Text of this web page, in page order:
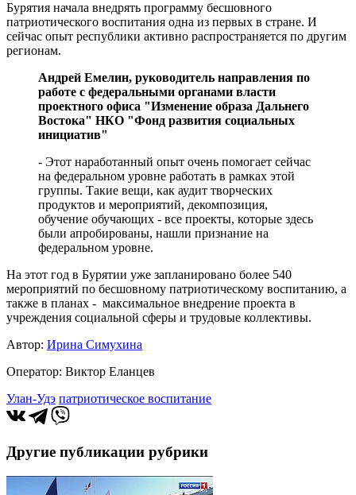
Бурятия начала внедрять программу бесшовного
патриотического воспитания одна из первых в стране. И
сейчас опыт республики активно распространяется по другим
регионам.
Андрей Емелин, руководитель направления по
работе с федеральными органами власти
проектного офиса "Изменение образа Дальнего
Востока" НКО "Фонд развития социальных
инициатив"
- Этот наработанный опыт очень помогает сейчас
на федеральном уровне работать в рамках этой
группы. Такие вещи, как аудит творческих
продуктов и мероприятий, декомпозиция,
обучение обучающих - все проекты, которые здесь
были апробированы, нашли признание на
федеральном уровне.
На этот год в Бурятии уже запланировано более 540
мероприятий по бесшовному патриотическому воспитанию, а
также в планах - максимальное внедрение проекта в
учреждения социальной сферы и трудовые коллективы.
Автор: Ирина Симухина
Оператор: Виктор Еланцев
Улан-Удэ патриотическое воспитание
Другие публикации рубрики